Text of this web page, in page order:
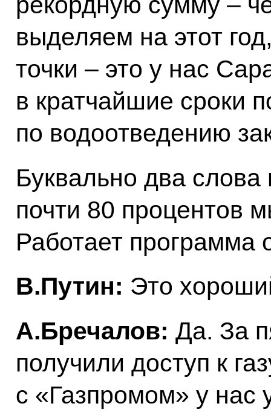
выделяем на этот
точки – это у нас
в кратчайшие сроки
по водоотведению
Буквально два
почти 80 процентов
Работает программа
В.Путин: Это
А.Бречалов: Да. За
получили доступ к
с «Газпромом» у